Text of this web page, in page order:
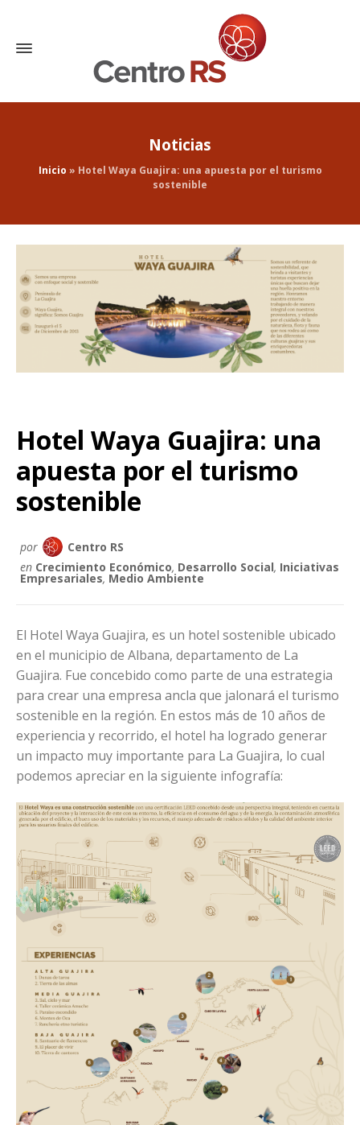
Noticias
Inicio » Hotel Waya Guajira: una apuesta por el turismo
sostenible
Hotel Waya Guajira: una
apuesta por el turismo
sostenible
por
Centro RS
en Crecimiento Económico, Desarrollo Social, Iniciativas
Empresariales, Medio Ambiente
El Hotel Waya Guajira, es un hotel sostenible ubicado
en el municipio de Albana, departamento de La
Guajira. Fue concebido como parte de una estrategia
para crear una empresa ancla que jalonará el turismo
sostenible en la región. En estos más de 10 años de
experiencia y recorrido, el hotel ha logrado generar
un impacto muy importante para La Guajira, lo cual
podemos apreciar en la siguiente infografía: